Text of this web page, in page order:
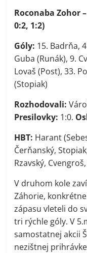
Roconaba Zohor
0:2, 1:2)
Góly: 15. Badrňa,
Guba (Runák), 9.
Lovaš (Post), 33.
(Stopiak)
Rozhodovali:
Presilovky: 1:0.
HBT: Harant
Čerňanský,
Rzavský,
V druhom kole
Záhorie,
zápasu vleteli do
tri rýchle góly. V
samostatnej akcii
nezištnej